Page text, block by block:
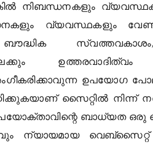
നിബന്ധനകളും
വ്യവസ്ഥകളും
ഉപയോഗ
സൈറ്റിൽ
ബാധ്യത
വെബ്സൈറ്റ്